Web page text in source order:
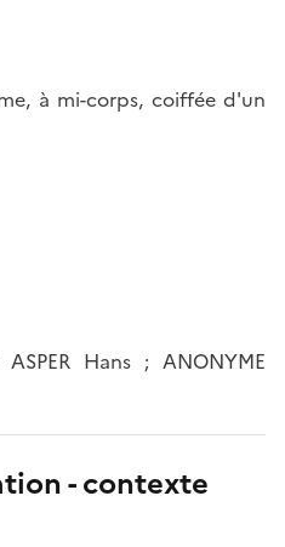
à mi-corps, coiffée d'un
Hans ; ANONYME
- contexte